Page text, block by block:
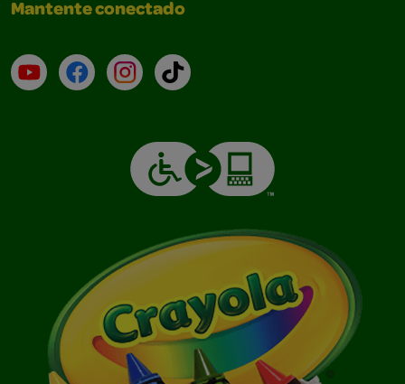
Mantente conectado
YouTube (en inglés)
Facebook (en inglés)
Instagram (en inglés)
TikTok